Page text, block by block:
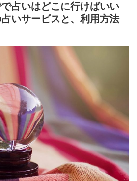
占いはどこに行けばいい
いサービスと、利用方法